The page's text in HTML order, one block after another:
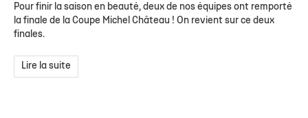
Pour finir la saison en beauté, deux de nos équipes ont remporté
la finale de la Coupe Michel Château ! On revient sur ce deux
finales.
Lire la suite